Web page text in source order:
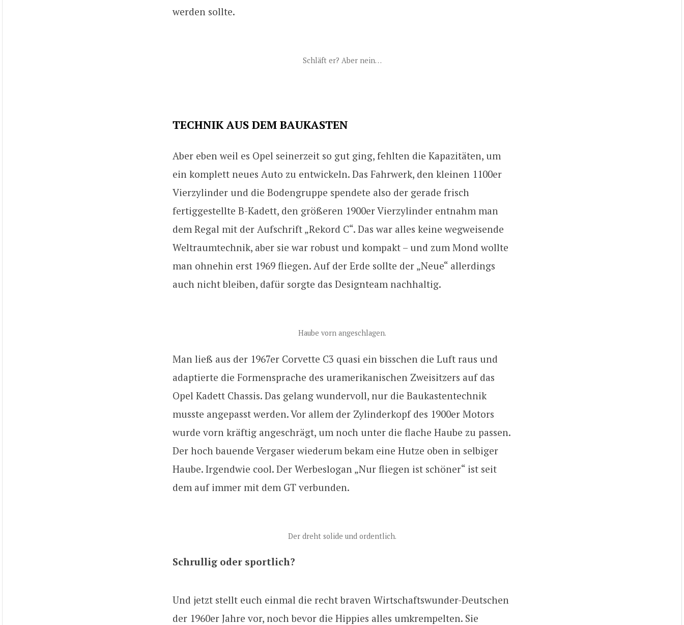
werden sollte.
Schläft er? Aber nein…
TECHNIK AUS DEM BAUKASTEN
Aber eben weil es Opel seinerzeit so gut ging, fehlten die Kapazitäten, um
ein komplett neues Auto zu entwickeln. Das Fahrwerk, den kleinen 1100er
Vierzylinder und die Bodengruppe spendete also der gerade frisch
fertiggestellte B-Kadett, den größeren 1900er Vierzylinder entnahm man
dem Regal mit der Aufschrift „Rekord C“. Das war alles keine wegweisende
Weltraumtechnik, aber sie war robust und kompakt – und zum Mond wollte
man ohnehin erst 1969 fliegen. Auf der Erde sollte der „Neue“ allerdings
auch nicht bleiben, dafür sorgte das Designteam nachhaltig.
Haube vorn angeschlagen.
Man ließ aus der 1967er Corvette C3 quasi ein bisschen die Luft raus und
adaptierte die Formensprache des uramerikanischen Zweisitzers auf das
Opel Kadett Chassis. Das gelang wundervoll, nur die Baukastentechnik
musste angepasst werden. Vor allem der Zylinderkopf des 1900er Motors
wurde vorn kräftig angeschrägt, um noch unter die flache Haube zu passen.
Der hoch bauende Vergaser wiederum bekam eine Hutze oben in selbiger
Haube. Irgendwie cool. Der Werbeslogan „Nur fliegen ist schöner“ ist seit
dem auf immer mit dem GT verbunden.
Der dreht solide und ordentlich.
Schrullig oder sportlich?
Und jetzt stellt euch einmal die recht braven Wirtschaftswunder-Deutschen
der 1960er Jahre vor, noch bevor die Hippies alles umkrempelten. Sie